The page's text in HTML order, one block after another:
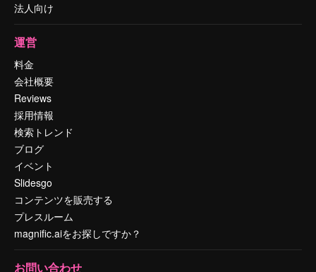
法人向け
運営
料金
会社概要
Reviews
採用情報
検索トレンド
ブログ
イベント
Slidesgo
コンテンツを販売する
プレスルーム
magnific.aiをお探しですか？
お問い合わせ